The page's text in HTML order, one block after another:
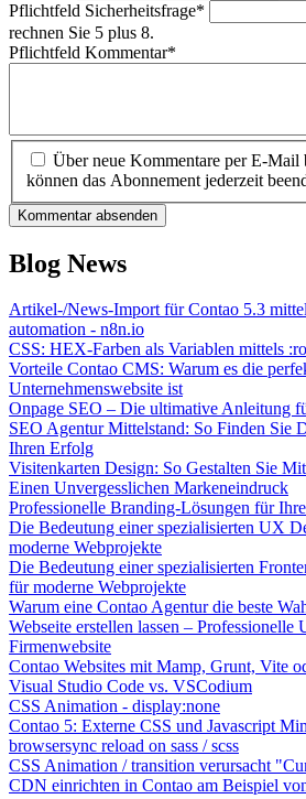
Pflichtfeld Sicherheitsfrage*
rechnen Sie 5 plus 8.
Pflichtfeld Kommentar*
Über neue Kommentare per E-Mail
können das Abonnement jederzeit
Kommentar absenden
Blog News
Artikel-/News-Import für Contao 5.3
automation - n8n.io
CSS: HEX-Farben als Variablen mittels
Vorteile Contao CMS: Warum es die
Unternehmenswebsite ist
Onpage SEO – Die ultimative Anleitung
SEO Agentur Mittelstand: So Finden Sie
Ihren Erfolg
Visitenkarten Design: So Gestalten Sie
Einen Unvergesslichen Markeneindruck
Professionelle Branding-Lösungen für
Die Bedeutung einer spezialisierten UX
moderne Webprojekte
Die Bedeutung einer spezialisierten
für moderne Webprojekte
Warum eine Contao Agentur die beste
Webseite erstellen lassen – Professionelle
Firmenwebsite
Contao Websites mit Mamp, Grunt, Vite
Visual Studio Code vs. VSCodium
CSS Animation - display:none
Contao 5: Externe CSS und Javascript
browsersync reload on sass / scss
CSS Animation / transition verursacht
CDN einrichten in Contao am Beispiel